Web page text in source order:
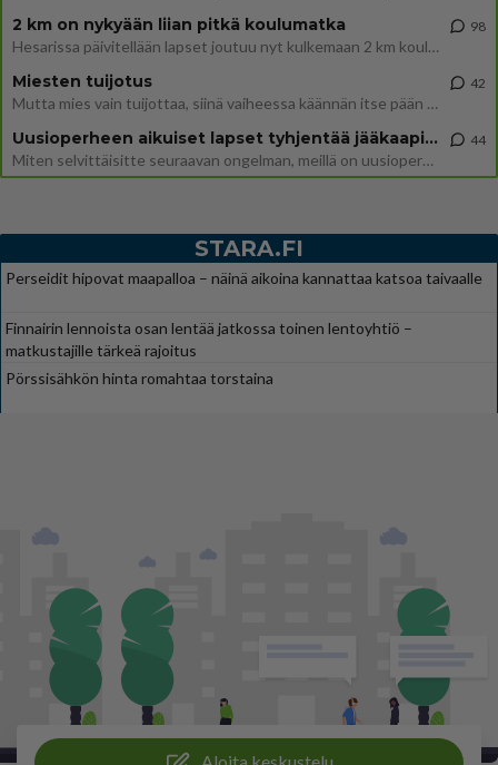
2 km on nykyään liian pitkä koulumatka
Hesarissa päivitellään lapset joutuu nyt kulkemaan 2 km kouluun jösses. Ruostefillarilla tuo matka menee vaikka miten äk
98
Miesten tuijotus
Mutta mies vain tuijottaa, siinä vaiheessa käännän itse pään pois. Mikä juttu? Yleensä jos joku tuijottaa tai katsoo, hä
42
Uusioperheen aikuiset lapset tyhjentää jääkaapin käydessään
Miten selvittäisitte seuraavan ongelman, meillä on uusioperhe, minulla teini-ikäiset lapset ja puolisolla aikuiset, jotk
44
STARA.FI
Perseidit hipovat maapalloa – näinä aikoina kannattaa katsoa taivaalle
Finnairin lennoista osan lentää jatkossa toinen lentoyhtiö –
matkustajille tärkeä rajoitus
Pörssisähkön hinta romahtaa torstaina